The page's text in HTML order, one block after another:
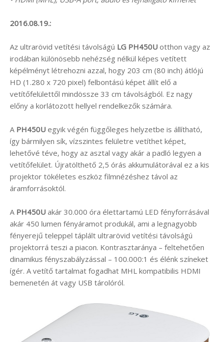
2016.08.19.:
Az ultrarövid vetítési távolságú LG PH450U otthon vagy az
irodában különösebb nehézség nélkül képes vetített
képélményt létrehozni azzal, hogy 203 cm (80 inch) átlójú
HD (1.280 x 720 pixel) felbontású képet állít elő a
vetítőfelülettől mindössze 33 cm távolságból. Ez nagy
előny a korlátozott hellyel rendelkezők számára.
A PH450U egyik végén függőleges helyzetbe is állítható,
így bármilyen sík, vízszintes felületre vetíthet képet,
lehetővé téve, hogy az asztal vagy akár a padló legyen a
vetítőfelület. Újratölthető 2,5 órás akkumulátorával ez a kis
projektor tökéletes eszköz filmnézéshez távol az
áramforrásoktól.
A PH450U akár 30.000 óra élettartamú LED fényforrásával
akár 450 lumen fényáramot produkál, ami a legnagyobb
fényerejű teleppel táplált ultrarövid vetítési távolságú
projektorrá teszi a piacon. Kontrasztaránya – feltehetően
dinamikus fényszabályzással – 100.000:1 és élénk színeket
ígér. A vetítő tartalmat fogadhat MHL kompatibilis HDMI
bemenetén át vagy USB tárolóról.